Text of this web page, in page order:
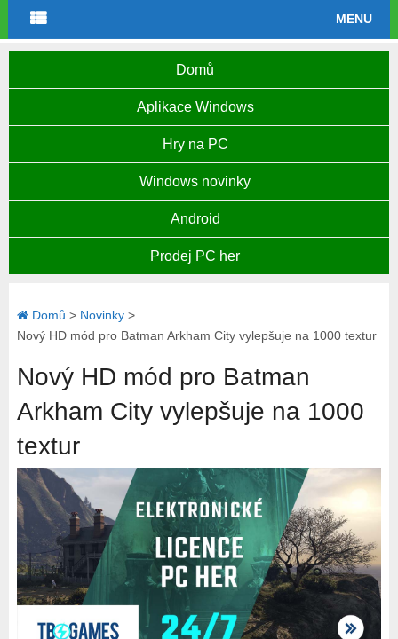
MENU
Domů
Aplikace Windows
Hry na PC
Windows novinky
Android
Prodej PC her
Domů > Novinky>
Nový HD mód pro Batman Arkham City vylepšuje na 1000 textur
Nový HD mód pro Batman
Arkham City vylepšuje na 1000
textur